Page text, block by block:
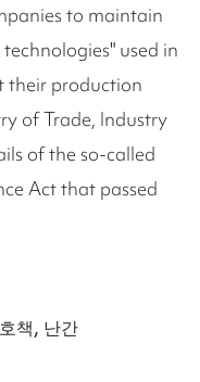
to maintain
used in
their production
of Trade, Industry
of the so-called
Act that passed
책, 난간